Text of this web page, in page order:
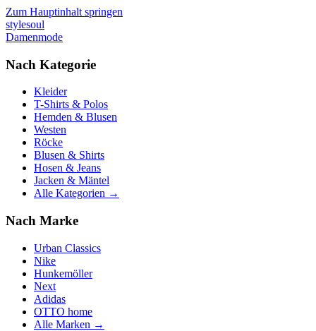
Zum Hauptinhalt springen
stylesoul
Damenmode
Nach Kategorie
Kleider
T-Shirts & Polos
Hemden & Blusen
Westen
Röcke
Blusen & Shirts
Hosen & Jeans
Jacken & Mäntel
Alle Kategorien →
Nach Marke
Urban Classics
Nike
Hunkemöller
Next
Adidas
OTTO home
Alle Marken →